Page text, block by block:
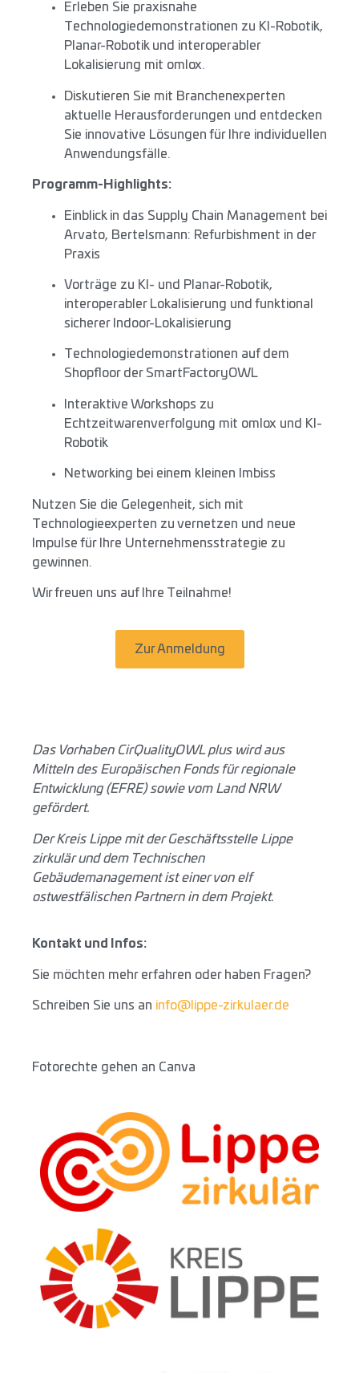
Erleben Sie praxisnahe
Technologiedemonstrationen zu KI-Robotik,
Planar-Robotik und interoperabler
Lokalisierung mit omlox.
Diskutieren Sie mit Branchenexperten
aktuelle Herausforderungen und entdecken
Sie innovative Lösungen für Ihre individuellen
Anwendungsfälle.
Programm-Highlights:
Einblick in das Supply Chain Management bei
Arvato, Bertelsmann: Refurbishment in der
Praxis
Vorträge zu KI- und Planar-Robotik,
interoperabler Lokalisierung und funktional
sicherer Indoor-Lokalisierung
Technologiedemonstrationen auf dem
Shopfloor der SmartFactoryOWL
Interaktive Workshops zu
Echtzeitwarenverfolgung mit omlox und KI-
Robotik
Networking bei einem kleinen Imbiss
Nutzen Sie die Gelegenheit, sich mit
Technologieexperten zu vernetzen und neue
Impulse für Ihre Unternehmensstrategie zu
gewinnen.
Wir freuen uns auf Ihre Teilnahme!
Zur Anmeldung
Das Vorhaben CirQualityOWL plus wird aus
Mitteln des Europäischen Fonds für regionale
Entwicklung (EFRE) sowie vom Land NRW
gefördert.
Der Kreis Lippe mit der Geschäftsstelle Lippe
zirkulär und dem Technischen
Gebäudemanagement ist einer von elf
ostwestfälischen Partnern in dem Projekt.
Kontakt und Infos:
Sie möchten mehr erfahren oder haben Fragen?
Schreiben Sie uns an info@lippe-zirkulaer.de
Fotorechte gehen an Canva